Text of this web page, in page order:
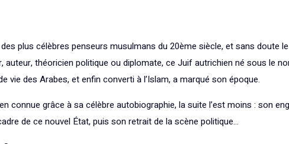
plus célèbres penseurs musulmans du 20ème siècle, et sans doute
théoricien politique ou diplomate, ce Juif autrichien né sous le
vie des Arabes, et enfin converti à l’Islam, a marqué son époque.
connue grâce à sa célèbre autobiographie, la suite l’est moins : son
de ce nouvel État, puis son retrait de la scène politique…